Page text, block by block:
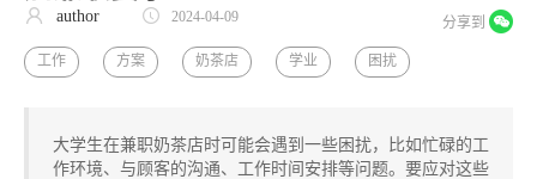
分享到
author 2024-04-09
工作 方案 奶茶店 学业 困扰
大学生在兼职奶茶店时可能会遇到一些困扰，比如忙碌的工
作环境、与顾客的沟通、工作时间安排等问题。要应对这些